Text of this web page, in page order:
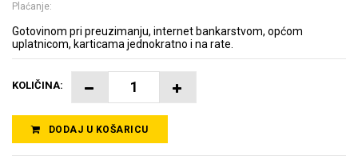
Plaćanje:
Gotovinom pri preuzimanju, internet bankarstvom, općom
uplatnicom, karticama jednokratno i na rate.
KOLIČINA:
DODAJ U KOŠARICU